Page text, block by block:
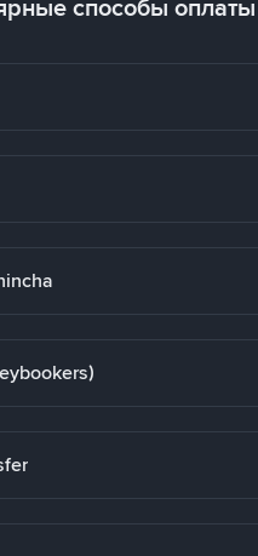
способы оплаты